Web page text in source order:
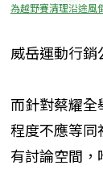
為越野賽清理沿途風
威岳運動行銷
而針對蔡耀全
程度不應等同
有討論空間，